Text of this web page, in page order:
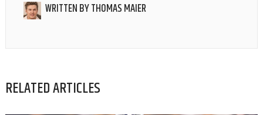
WRITTEN BYTHOMAS MAIER
RELATED ARTICLES